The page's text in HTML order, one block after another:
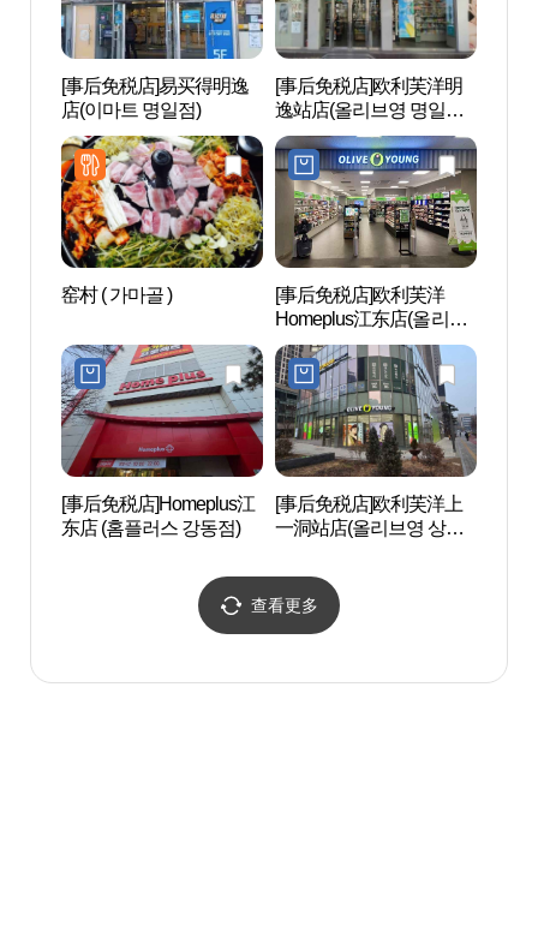
[事后免税店]易买得明逸
店(이마트 명일점)
[事后免税店]欧利芙洋明
逸站店(올리브영 명일역
점)
窑村 ( 가마골 )
[事后免税店]欧利芙洋
Homeplus江东店(올리브
영 홈플러스 강동점)
[事后免税店]Homeplus江
东店 (홈플러스 강동점)
[事后免税店]欧利芙洋上
一洞站店(올리브영 상일
查看更多